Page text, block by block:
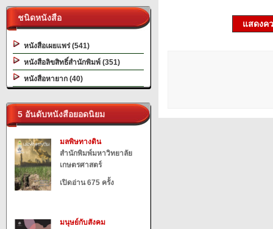
ชนิดหนังสือ
หนังสือเผยแพร่ (541)
หนังสือลิขสิทธิ์สำนักพิมพ์ (351)
หนังสือหายาก (40)
5 อันดับหนังสือยอดนิยม
มลพิษทางดิน
สำนักพิมพ์มหาวิทยาลัย
เกษตรศาสตร์
เปิดอ่าน 675 ครั้ง
มนุษย์กับสังคม
แสดงค